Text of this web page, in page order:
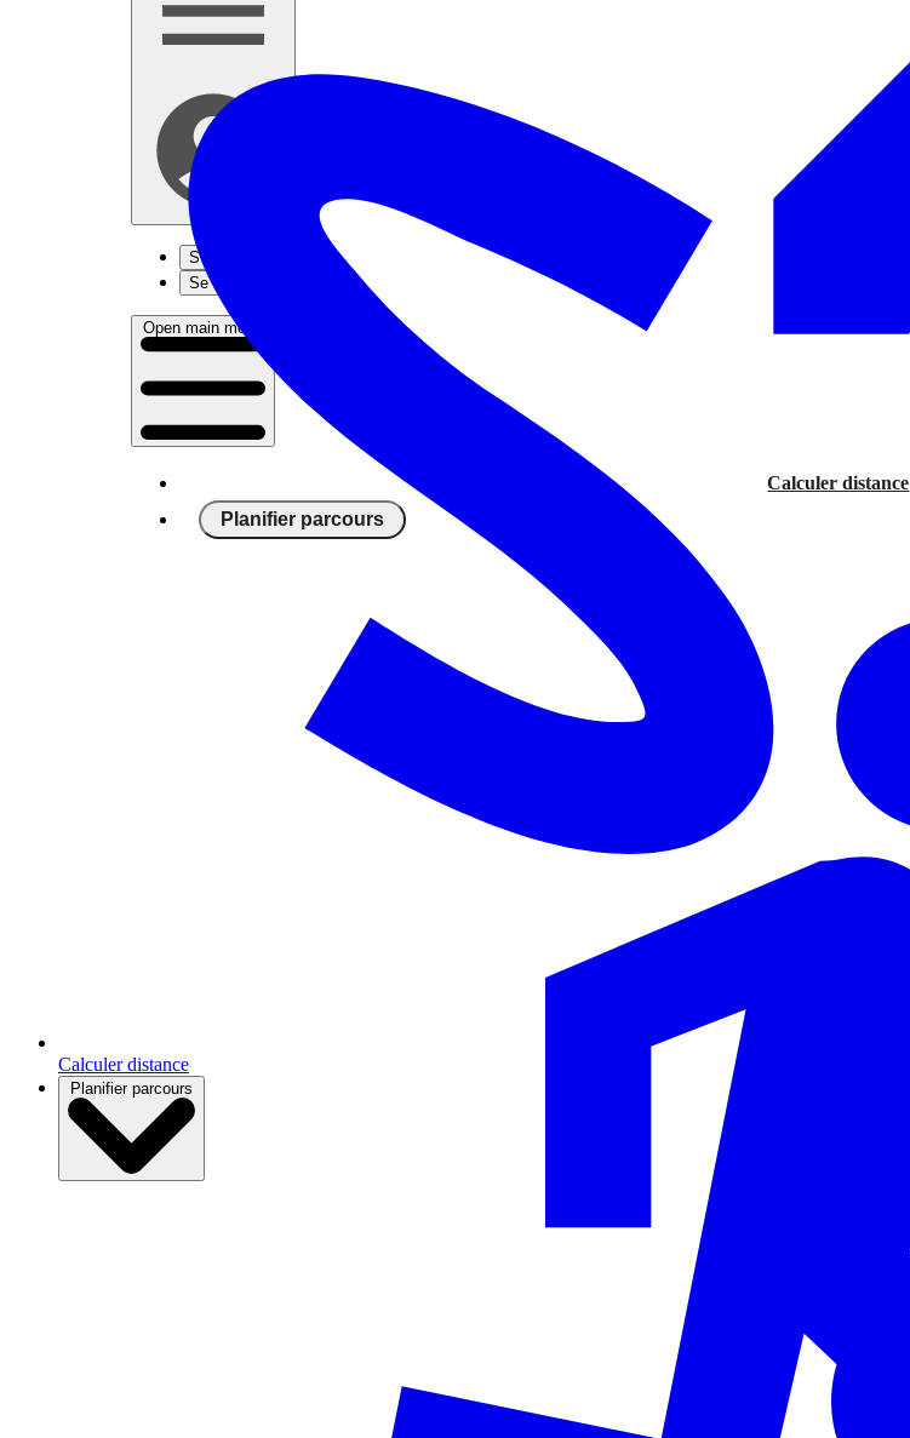
S'inscrire
Se connecter
Open main menu
Calculer distance
Planifier parcours
Calculer distance
Planifier parcours